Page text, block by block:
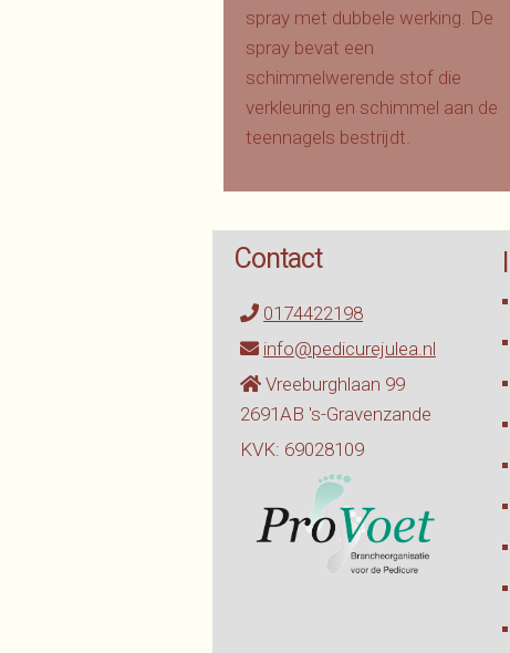
spray met dubbele werking. De
spray bevat een
schimmelwerende stof die
verkleuring en schimmel aan de
teennagels bestrijdt.
Contact
0174422198
info@pedicurejulea.nl
Vreeburghlaan 99
2691AB 's-Gravenzande
KVK: 69028109